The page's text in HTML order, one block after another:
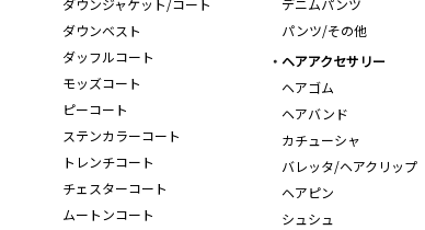
ダウンジャケット/コート
ダウンベスト
ダッフルコート
モッズコート
ピーコート
ステンカラーコート
トレンチコート
チェスターコート
ムートンコート
デニムパンツ
パンツ/その他
ヘアアクセサリー
ヘアゴム
ヘアバンド
カチューシャ
バレッタ/ヘアクリップ
ヘアピン
シュシュ